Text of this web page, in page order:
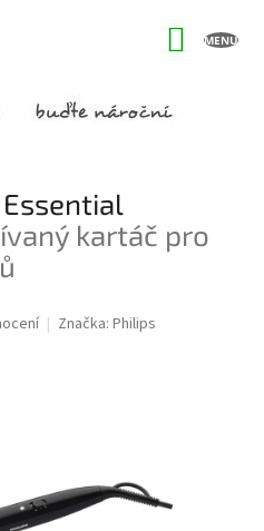
kartáč pro
Značka: Philips